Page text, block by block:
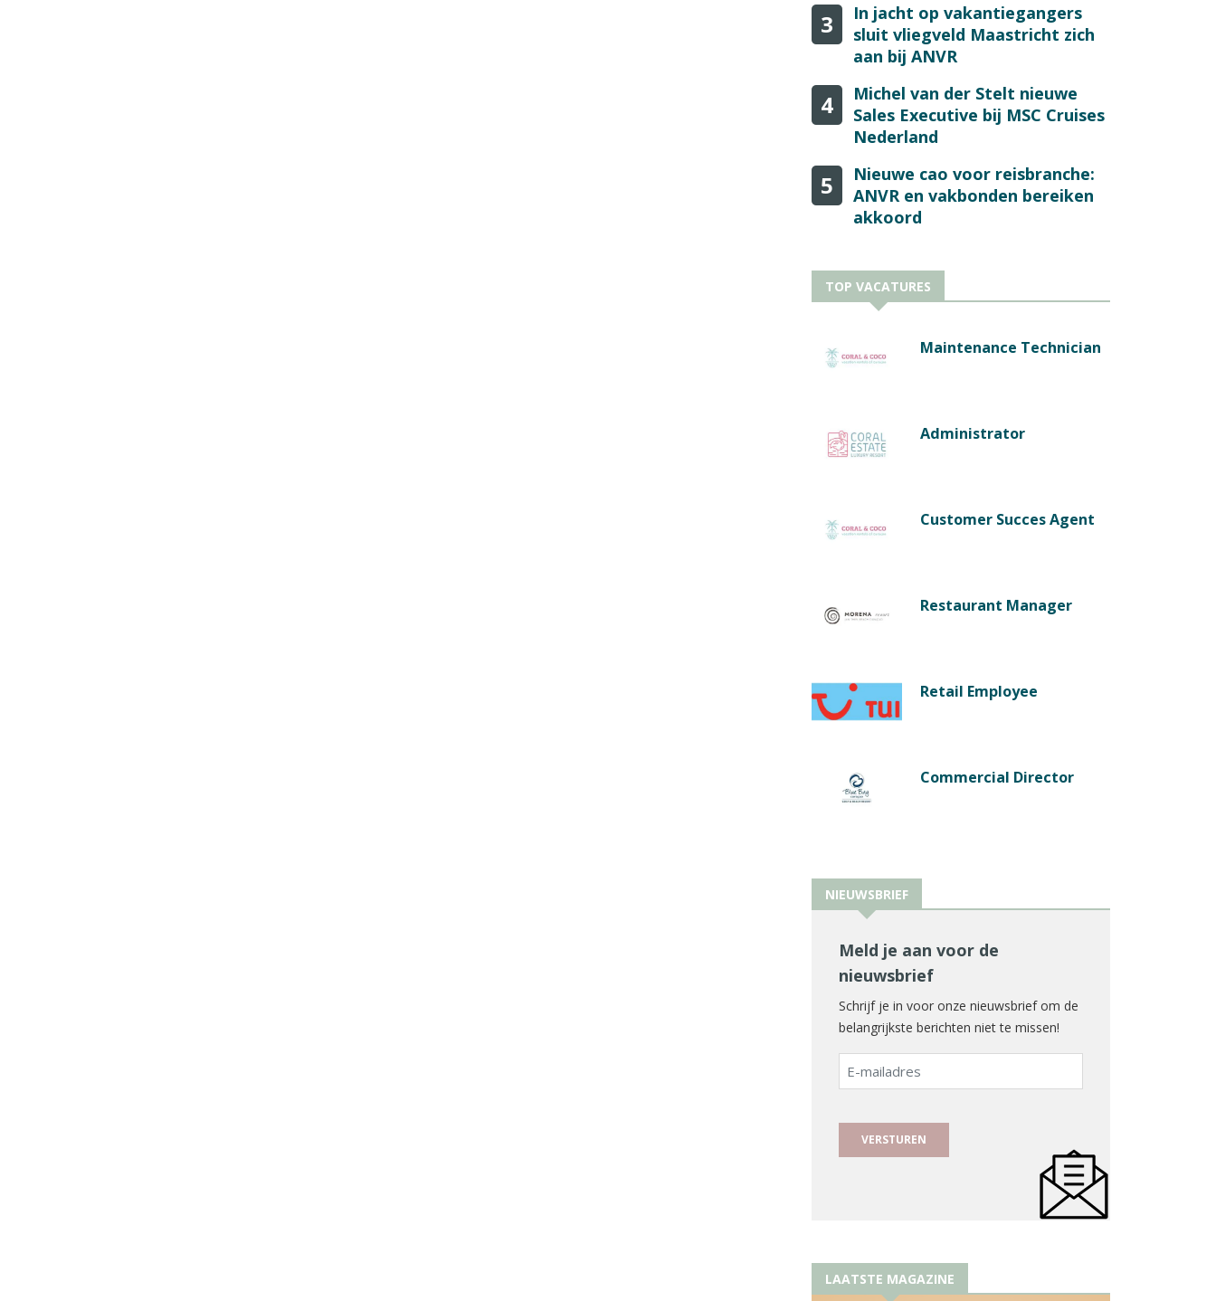
3
In jacht op vakantiegangers
sluit vliegveld Maastricht zich
aan bij ANVR
4
Michel van der Stelt nieuwe
Sales Executive bij MSC Cruises
Nederland
5
Nieuwe cao voor reisbranche:
ANVR en vakbonden bereiken
akkoord
TOP VACATURES
Maintenance Technician
Administrator
Customer Succes Agent
Restaurant Manager
Retail Employee
Commercial Director
NIEUWSBRIEF
Meld je aan voor de
nieuwsbrief
Schrijf je in voor onze nieuwsbrief om de
belangrijkste berichten niet te missen!
E-
mailadres
LAATSTE MAGAZINE